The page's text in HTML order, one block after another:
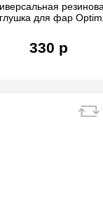
для фар
330 р